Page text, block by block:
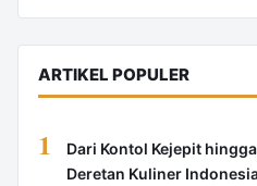
ARTIKEL POPULER
1
Dari Kontol Kejepit
Deretan Kuliner